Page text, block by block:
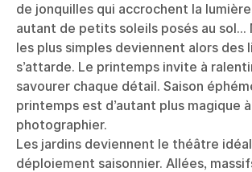
de jonquilles qui accrochent la
autant de petits soleils posés au sol...
les plus simples deviennent alors des
s’attarde. Le printemps invite à
savourer chaque détail. Saison
printemps est d’autant plus magique à
photographier.
Les jardins deviennent le théâtre
déploiement saisonnier. Allées,